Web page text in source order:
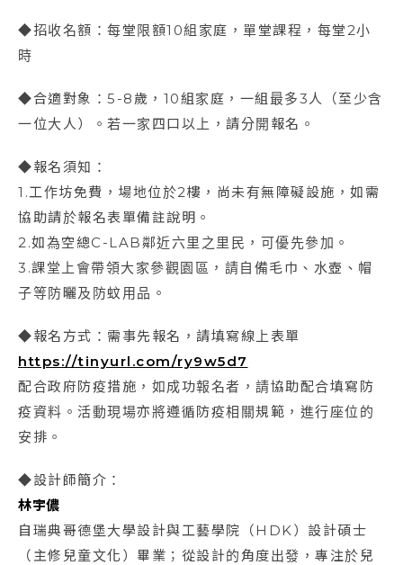
◆招收名額：每堂限額10組家庭，單堂課程，每堂2小
時
◆合適對象：5-8歲，10組家庭，一組最多3人（至少含
一位大人）。若一家四口以上，請分開報名。
◆報名須知：
1.工作坊免費，場地位於2樓，尚未有無障礙設施，如需
協助請於報名表單備註說明。
2.如為空總C-LAB鄰近六里之里民，可優先參加。
3.課堂上會帶領大家參觀園區，請自備毛巾、水壺、帽
子等防曬及防蚊用品。
◆報名方式：需事先報名，請填寫線上表單
https://tinyurl.com/ry9w5d7
配合政府防疫措施，如成功報名者，請協助配合填寫防
疫資料。活動現場亦將遵循防疫相關規範，進行座位的
安排。
◆設計師簡介：
林宇儂
自瑞典哥德堡大學設計與工藝學院（HDK）設計碩士
（主修兒童文化）畢業；從設計的角度出發，專注於兒